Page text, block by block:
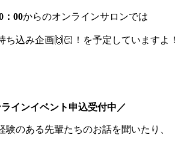
：00からのオンラインサロンでは
ち込み企画🙌🏻！を予定していますよ！
インイベント申込受付中／
験のある先輩たちのお話を聞いたり、